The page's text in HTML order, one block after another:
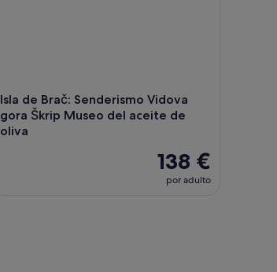
Isla de Brač: Senderismo Vidova
gora Škrip Museo del aceite de
oliva
138 €
por adulto